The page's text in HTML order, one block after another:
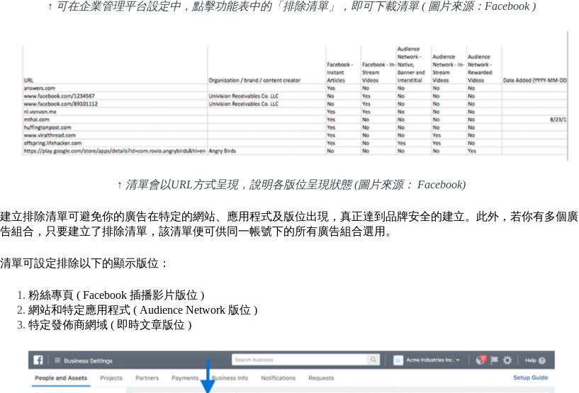
↑ 可在企業管理平台設定中，點擊功能表中的「排除清單」，即可下載清單( 圖片來源：Facebook )
↑ 清單會以URL方式呈現，說明各版位呈現狀態 (圖片來源： Facebook)
建立排除清單可避免你的廣告在特定的網站、應用程式及版位出現，真正達到品牌安全的建立。此外，若你有多個廣
告組合，只要建立了排除清單，該清單便可供同一帳號下的所有廣告組合選用。
清單可設定排除以下的顯示版位：
粉絲專頁 ( Facebook 插播影片版位 )
網站和特定應用程式 ( Audience Network 版位 )
特定發佈商網域 ( 即時文章版位 )